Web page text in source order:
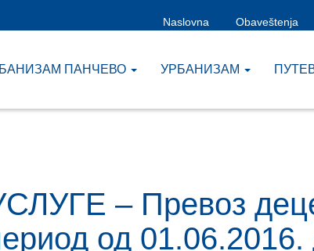
Naslovna Obaveštenja
ПАНЧЕВО УРБАНИЗАМ
– Превоз
од 01.06.2016.